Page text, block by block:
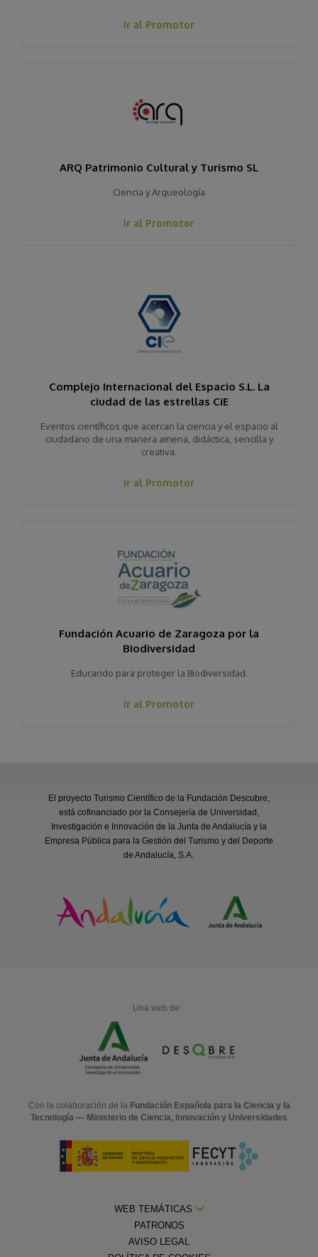
Ir al Promotor
ARQ Patrimonio Cultural y Turismo SL
Ciencia y Arqueología
Ir al Promotor
Complejo Internacional del Espacio S.L. La
ciudad de las estrellas CiE
Eventos científicos que acercan la ciencia y el espacio al
ciudadano de una manera amena, didáctica, sencilla y
creativa.
Ir al Promotor
Fundación Acuario de Zaragoza por la
Biodiversidad
Educando para proteger la Biodiversidad.
Ir al Promotor
El proyecto Turismo Científico de la Fundación Descubre,
está cofinanciado por la Consejería de Universidad,
Investigación e Innovación de la Junta de Andalucía y la
Empresa Pública para la Gestión del Turismo y del Deporte
de Andalucía, S.A.
Una web de:
Con la colaboración de la Fundación Española para la Ciencia y la
Tecnología — Ministerio de Ciencia, Innovación y Universidades
WEB TEMÁTICAS
PATRONOS
AVISO LEGAL